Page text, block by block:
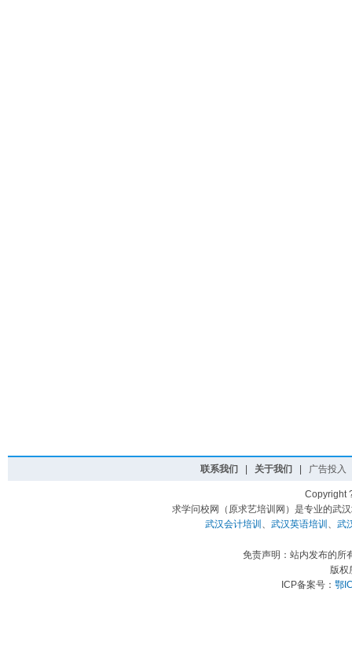
联系我们 关于我们 广告投入
Copyright
求学问校网（原求艺培训网）是专业的武
武汉会计培训 、 武汉英语培训 、 武
免责声明：站内发布的所
版
ICP备案号： 鄂